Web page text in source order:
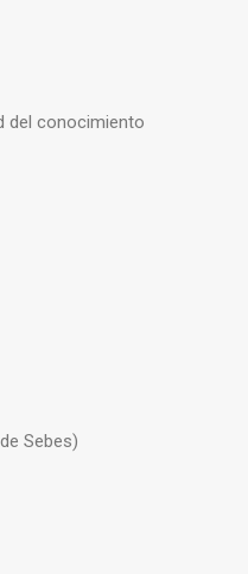
del conocimiento
Sebes)